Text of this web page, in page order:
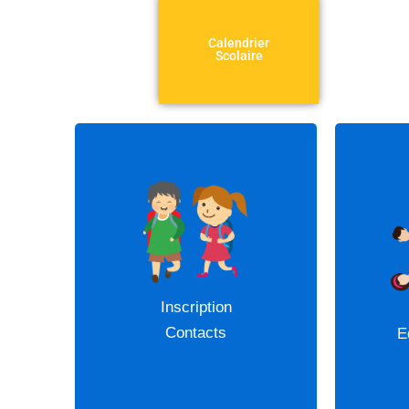
Calendrier
Scolaire
Inscription
Contacts
Merci de bien vouloir
contacter la direction : 02
51 41 82 36 /
direction@chauche-
14